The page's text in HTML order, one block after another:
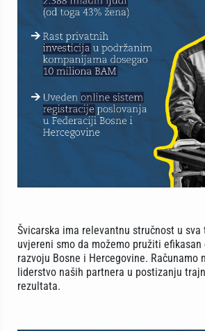
Švicarska ima relevantnu stručnost u
uvjereni smo da možemo pružiti
razvoju Bosne i Hercegovine. Računamo
liderstvo naših partnera u postizanju
rezultata.